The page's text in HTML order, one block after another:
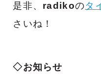
是非、 radikoのタ
さいね！
◇お知らせ